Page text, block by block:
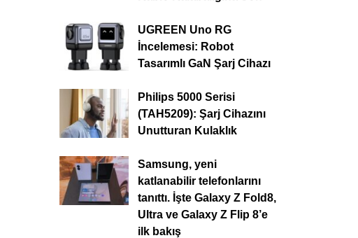
UGREEN Uno RG
İncelemesi: Robot
Tasarımlı GaN Şarj Cihazı
Philips 5000 Serisi
(TAH5209): Şarj Cihazını
Unutturan Kulaklık
Samsung, yeni
katlanabilir telefonlarını
tanıttı. İşte Galaxy Z Fold8,
Ultra ve Galaxy Z Flip 8’e
ilk bakış